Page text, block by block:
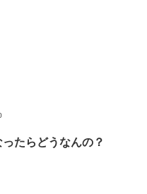
たらどうなんの？